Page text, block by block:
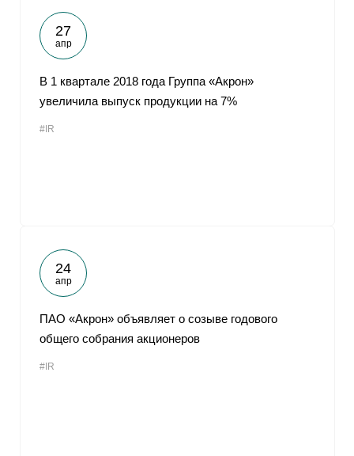
27
апр
В 1 квартале 2018 года Группа «Акрон»
увеличила выпуск продукции на 7%
#IR
24
апр
ПАО «Акрон» объявляет о созыве годового
общего собрания акционеров
#IR